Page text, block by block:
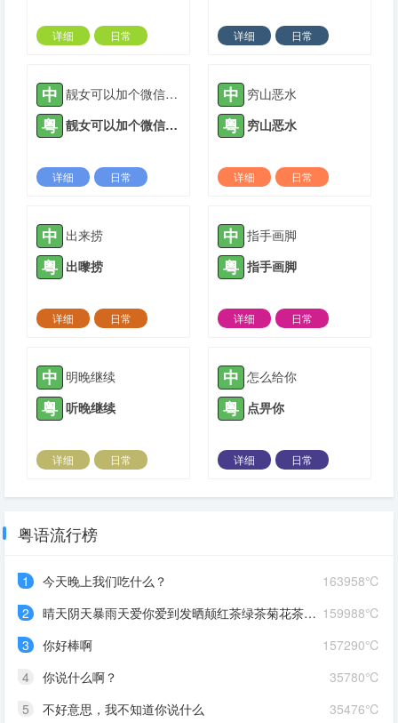
详细
日常
详细
日常
中 靓女可以加个微信嘛？
粤 靓女可以加个微信嘛？
详细
日常
中 穷山恶水
粤 穷山恶水
详细
日常
中 出来捞
粤 出嚟捞
详细
日常
中 指手画脚
粤 指手画脚
详细
日常
中 明晚继续
粤 听晚继续
详细
日常
中 怎么给你
粤 点畀你
详细
日常
粤语流行榜
163958℃
1
今天晚上我们吃什么？
159988℃
2
晴天阴天暴雨天爱你爱到发晒颠红茶绿茶菊花茶爱你爱到蒙查查
157290℃
3
你好棒啊
35780℃
4
你说什么啊？
35476℃
5
不好意思，我不知道你说什么